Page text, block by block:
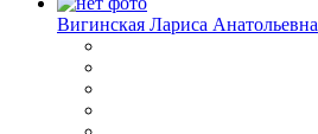
Вигинская Лариса Анатольевна